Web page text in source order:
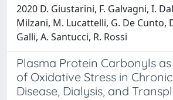
2020 D. Giustarini, F. Galvagni, I.
Milzani, M. Lucattelli, G. De Cunto,
Galli, A. Santucci, R. Rossi
Plasma Protein Carbonyls
of Oxidative Stress in
Disease, Dialysis, and